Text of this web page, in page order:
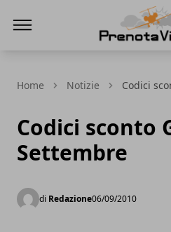
Home Notizie Codici
Codici sconto
Settembre
di Redazione06/09/2010